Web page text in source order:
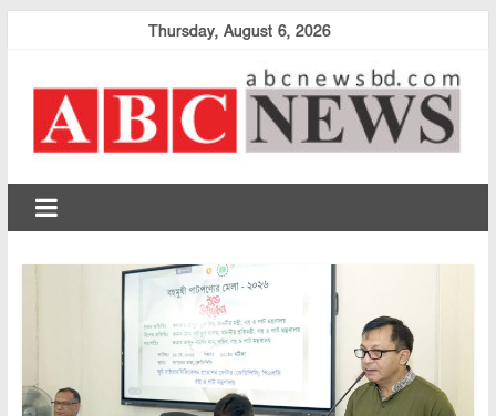
Thursday, August 6, 2026
abcnewsbd